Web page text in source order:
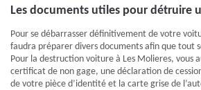
Les documents utiles pour détruire
Pour se débarrasser définitivement de votre
faudra préparer divers documents afin que tout
Pour la destruction voiture à Les Molieres, vous
certificat de non gage, une déclaration de
de votre pièce d’identité et la carte grise de